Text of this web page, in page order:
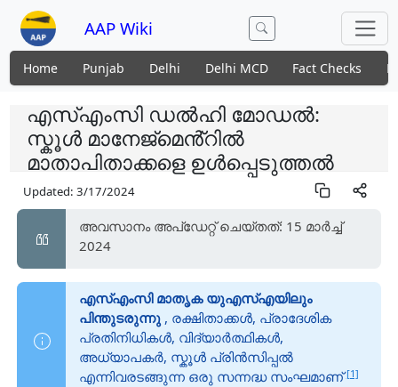
AAP Wiki
Home Punjab Delhi Delhi MCD Fact Checks
എസ്എംസി ഡൽഹി മോഡൽ:
സ്കൂൾ മാനേജ്മെൻ്റിൽ
മാതാപിതാക്കളെ ഉൾപ്പെടുത്തൽ
Updated:3/17/2024
അവസാനം അപ്ഡേറ്റ് ചെയ്തത്: 15 മാർച്ച്
2024
എസ്എംസി മാതൃക യുഎസ്എയിലും
പിന്തുടരുന്നു, രക്ഷിതാക്കൾ, പ്രാദേശിക
പ്രതിനിധികൾ, വിദ്യാർത്ഥികൾ,
അധ്യാപകർ, സ്കൂൾ പ്രിൻസിപ്പൽ
എന്നിവരടങ്ങുന്ന ഒരു സന്നദ്ധ സംഘമാണ്[1]